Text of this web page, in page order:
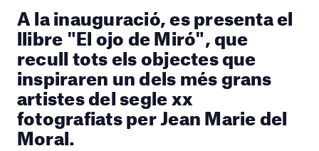
A la inauguració, es presenta el
llibre "El ojo de Miró", que
recull tots els objectes que
inspiraren un dels més grans
artistes del segle xx
fotografiats per Jean Marie del
Moral.